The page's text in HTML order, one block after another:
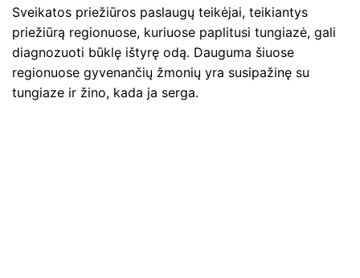
Sveikatos priežiūros paslaugų teikėjai, teikiantys
priežiūrą regionuose, kuriuose paplitusi tungiazė, gali
diagnozuoti būklę ištyrę odą. Dauguma šiuose
regionuose gyvenančių žmonių yra susipažinę su
tungiaze ir žino, kada ja serga.